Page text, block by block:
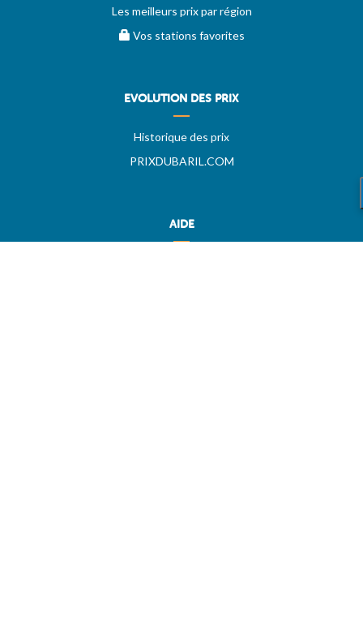
Les meilleurs prix par région
Vos stations favorites
EVOLUTION DES PRIX
Historique des prix
PRIXDUBARIL.COM
AIDE